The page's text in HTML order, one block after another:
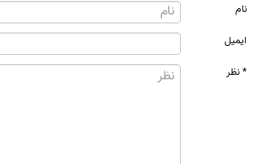
نام
ایمیل
* نظر